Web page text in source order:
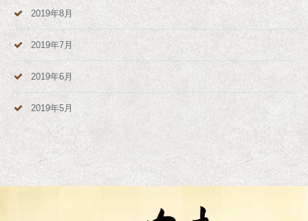
2019年8月
2019年7月
2019年6月
2019年5月